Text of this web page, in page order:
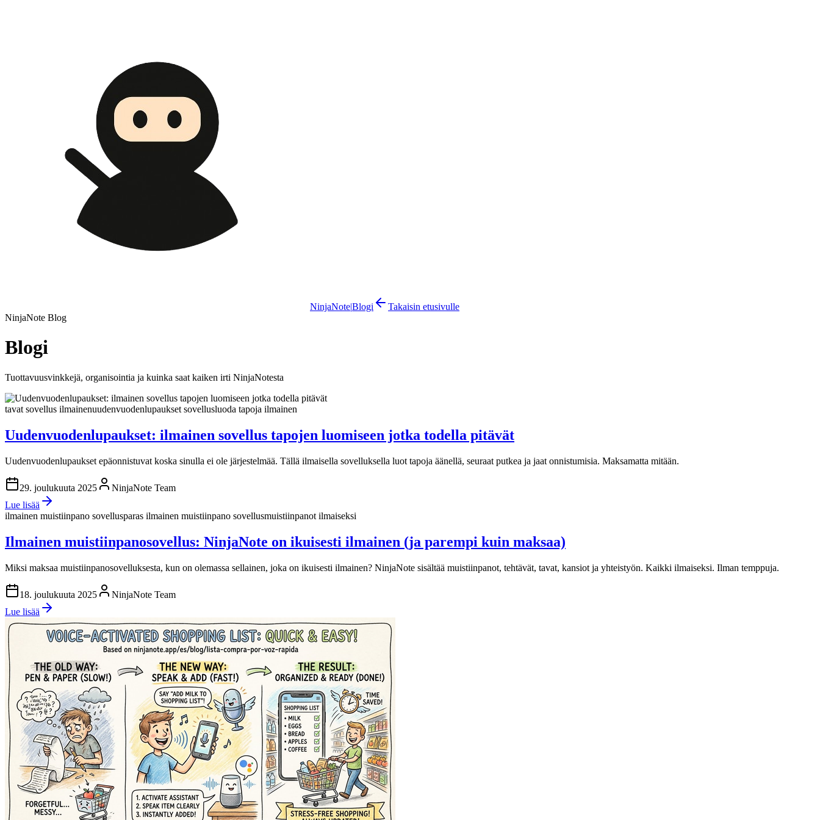
NinjaNote|Blogi
Takaisin etusivulle
NinjaNote Blog
Blogi
Tuottavuusvinkkejä, organisointia ja kuinka saat kaiken irti NinjaNotesta
tavat sovellus ilmainenuudenvuodenlupaukset sovellusluoda tapoja ilmainen
Uudenvuodenlupaukset: ilmainen sovellus tapojen luomiseen jotka todella pitävät
Uudenvuodenlupaukset epäonnistuvat koska sinulla ei ole järjestelmää. Tällä ilmaisella sovelluksella luot tapoja äänellä, seuraat putkea ja jaat onnistumisia. Maksamatta mitään.
29. joulukuuta 2025
NinjaNote Team
Lue lisää
ilmainen muistiinpano sovellusparas ilmainen muistiinpano sovellusmuistiinpanot ilmaiseksi
Ilmainen muistiinpanosovellus: NinjaNote on ikuisesti ilmainen (ja parempi kuin maksaa)
Miksi maksaa muistiinpanosovelluksesta, kun on olemassa sellainen, joka on ikuisesti ilmainen? NinjaNote sisältää muistiinpanot, tehtävät, tavat, kansiot ja yhteistyön. Kaikki ilmaiseksi. Ilman temppuja.
18. joulukuuta 2025
NinjaNote Team
Lue lisää